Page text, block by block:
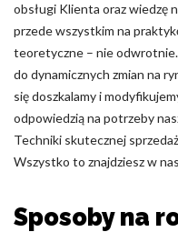
obsługi Klienta oraz wiedzę
przede wszystkim na
teoretyczne – nie
do dynamicznych zmian na
się doszkalamy i
odpowiedzią na potrzeby
Techniki skutecznej
Wszystko to znajdziesz w
Sposoby na
Nieklasyfikowane
Nieklasyfikowane pliki
klasyfikowania, wraz z